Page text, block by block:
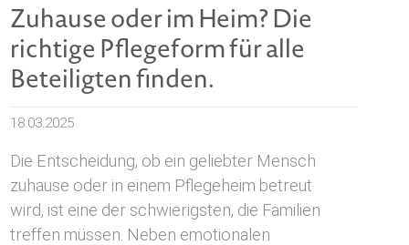
Zuhause oder im Heim? Die
richtige Pflegeform für alle
Beteiligten finden.
18.03.2025
Die Entscheidung, ob ein geliebter Mensch
zuhause oder in einem Pflegeheim betreut
wird, ist eine der schwierigsten, die Familien
treffen müssen. Neben emotionalen